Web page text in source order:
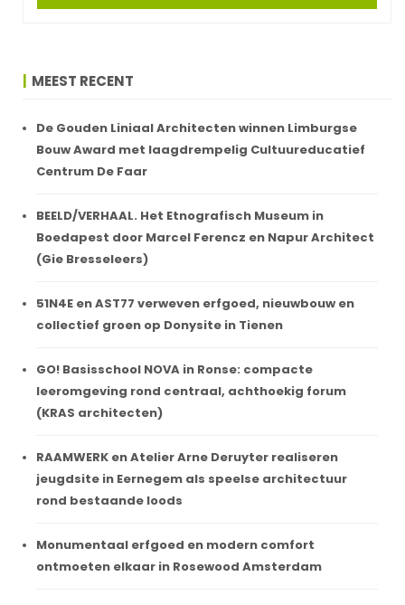
MEEST RECENT
De Gouden Liniaal Architecten winnen Limburgse
Bouw Award met laagdrempelig Cultuureducatief
Centrum De Faar
BEELD/VERHAAL. Het Etnografisch Museum in
Boedapest door Marcel Ferencz en Napur Architect
(Gie Bresseleers)
51N4E en AST77 verweven erfgoed, nieuwbouw en
collectief groen op Donysite in Tienen
GO! Basisschool NOVA in Ronse: compacte
leeromgeving rond centraal, achthoekig forum
(KRAS architecten)
RAAMWERK en Atelier Arne Deruyter realiseren
jeugdsite in Eernegem als speelse architectuur
rond bestaande loods
Monumentaal erfgoed en modern comfort
ontmoeten elkaar in Rosewood Amsterdam